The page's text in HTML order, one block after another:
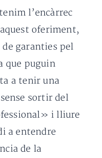
l’encàrrec
oferiment,
garanties pel
que puguin
a tenir una
sortir del
i lliure
a entendre
de la